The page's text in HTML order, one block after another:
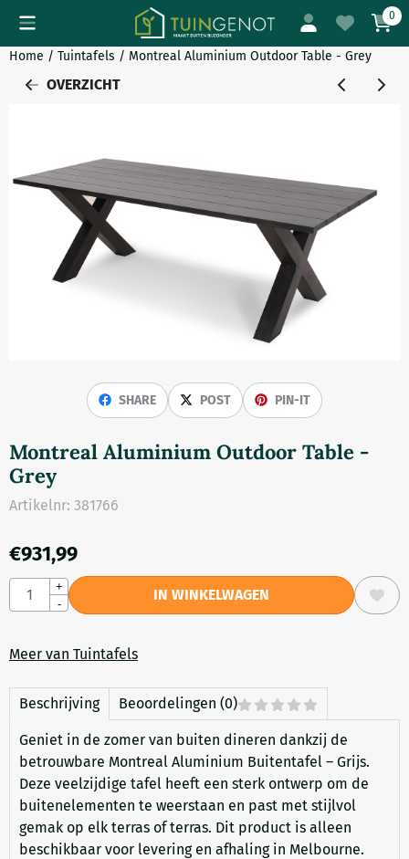
Cookievoorkeuren zijn momenteel gesloten. 0
Home / Tuintafels / Montreal Aluminium Outdoor Table - Grey
OVERZICHT
SHARE POST PIN-IT
Montreal Aluminium Outdoor Table -
Grey
Artikelnr: 381766
€931,99
Aantal
+
-
IN WINKELWAGEN
Meer van Tuintafels
Beschrijving Beoordelingen (0)
Geniet in de zomer van buiten dineren dankzij de
betrouwbare Montreal Aluminium Buitentafel – Grijs.
Deze veelzijdige tafel heeft een sterk ontwerp om de
buitenelementen te weerstaan en past met stijlvol
gemak op elk terras of terras. Dit product is alleen
beschikbaar voor levering en afhaling in Melbourne.